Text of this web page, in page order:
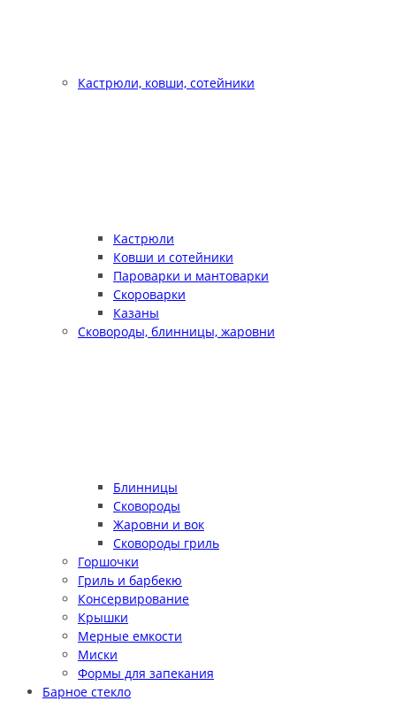
Кастрюли, ковши, сотейники
Кастрюли
Ковши и сотейники
Пароварки и мантоварки
Скороварки
Казаны
Сковороды, блинницы, жаровни
Блинницы
Сковороды
Жаровни и вок
Сковороды гриль
Горшочки
Гриль и барбекю
Консервирование
Крышки
Мерные емкости
Миски
Формы для запекания
Барное стекло